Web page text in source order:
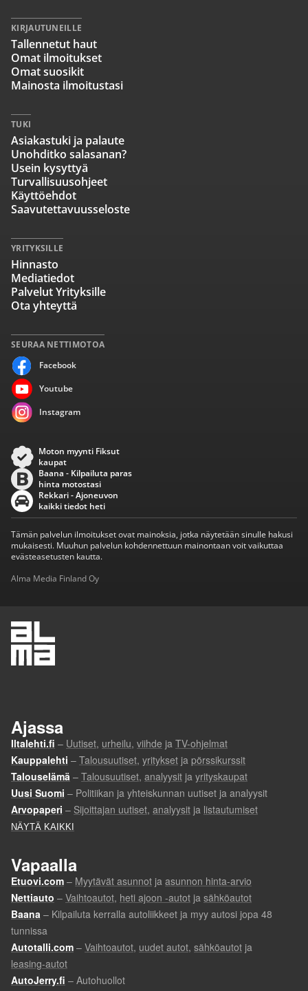
SEURAA NETTIMOTOA
Facebook
Youtube
Instagram
KIRJAUTUNEILLE
Tallennetut haut
Omat ilmoitukset
Omat suosikit
Mainosta ilmoitustasi
TUKI
Asiakastuki ja palaute
Unohditko salasanan?
Usein kysyttyä
Turvallisuusohjeet
Käyttöehdot
Saavutettavuusseloste
YRITYKSILLE
Hinnasto
Mediatiedot
Palvelut Yrityksille
Ota yhteyttä
Moton myynti Fiksut
kaupat
Baana - Kilpailuta paras
hinta motostasi
Rekkari - Ajoneuvon
kaikki tiedot heti
Tämän palvelun ilmoitukset ovat mainoksia, jotka näytetään sinulle hakusi
mukaisesti. Muuhun palvelun kohdennettuun mainontaan voit vaikuttaa
evästeasetusten kautta.
Alma Media Finland Oy